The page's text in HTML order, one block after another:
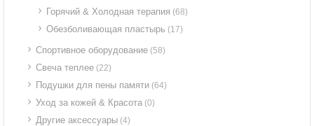
Горячий & Холодная терапия (68)
Обезболивающая пластырь (17)
Спортивное оборудование (58)
Свеча теплее (22)
Подушки для пены памяти (64)
Уход за кожей & Красота (0)
Другие аксессуары (4)